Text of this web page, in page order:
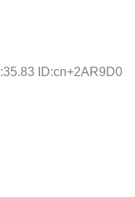
ID:cn+2AR9D0